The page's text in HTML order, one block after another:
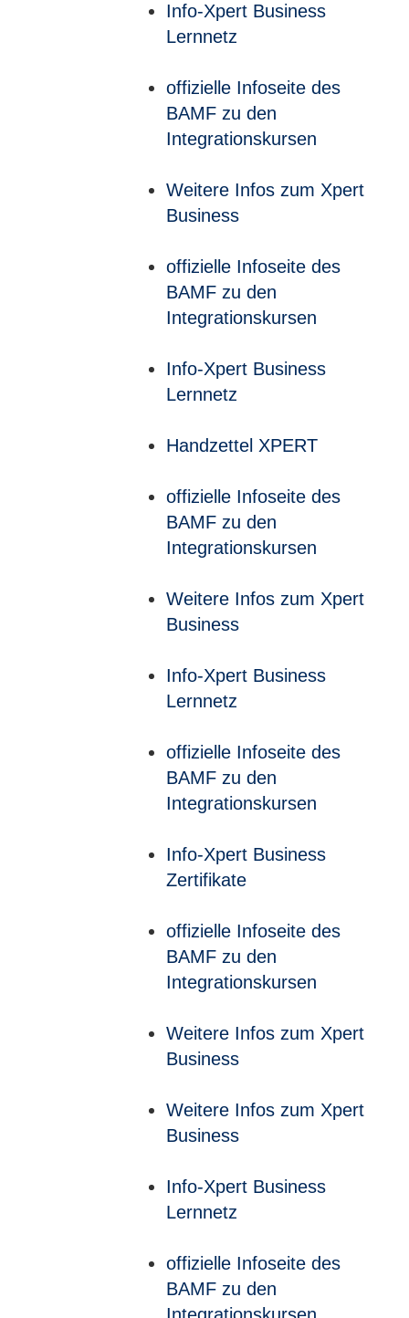
Info-Xpert Business
Lernnetz
offizielle Infoseite des
BAMF zu den
Integrationskursen
Weitere Infos zum Xpert
Business
offizielle Infoseite des
BAMF zu den
Integrationskursen
Info-Xpert Business
Lernnetz
Handzettel XPERT
offizielle Infoseite des
BAMF zu den
Integrationskursen
Weitere Infos zum Xpert
Business
Info-Xpert Business
Lernnetz
offizielle Infoseite des
BAMF zu den
Integrationskursen
Info-Xpert Business
Zertifikate
offizielle Infoseite des
BAMF zu den
Integrationskursen
Weitere Infos zum Xpert
Business
Weitere Infos zum Xpert
Business
Info-Xpert Business
Lernnetz
offizielle Infoseite des
BAMF zu den